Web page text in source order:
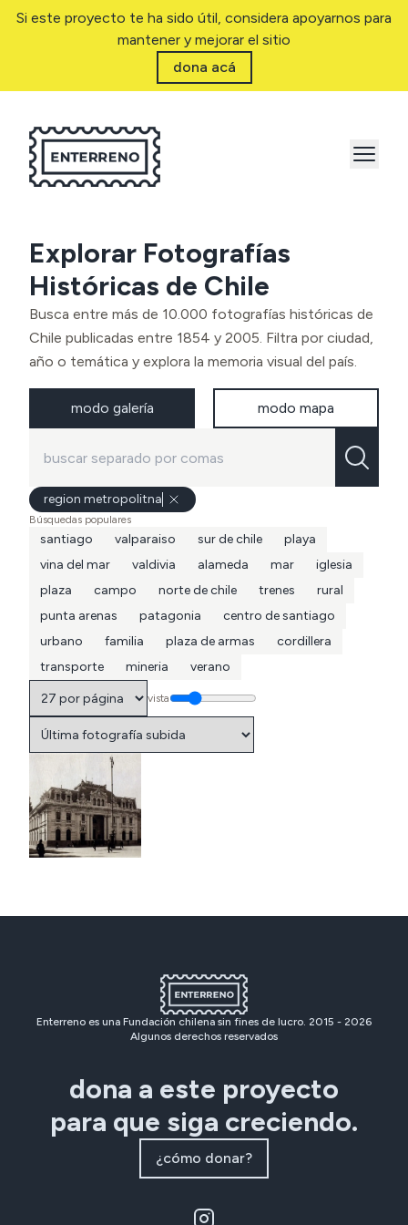
Si este proyecto te ha sido útil, considera apoyarnos para
mantener y mejorar el sitio
dona acá
Explorar Fotografías
Históricas de Chile
Busca entre más de 10.000 fotografías históricas de
Chile publicadas entre 1854 y 2005. Filtra por ciudad,
año o temática y explora la memoria visual del país.
modo galería modo mapa
region metropolitna
Búsquedas populares
santiago valparaiso sur de chile
playa
vina del mar
valdivia alameda mar
iglesia
plaza
campo norte de chile trenes
rural
punta arenas
patagonia
centro de santiago
urbano
familia plaza de armas
cordillera
transporte
mineria verano
vista
Enterreno es una Fundación chilena sin fines de lucro. 2015 - 2026
Algunos derechos reservados
dona a este proyecto
para que siga creciendo.
¿cómo donar?